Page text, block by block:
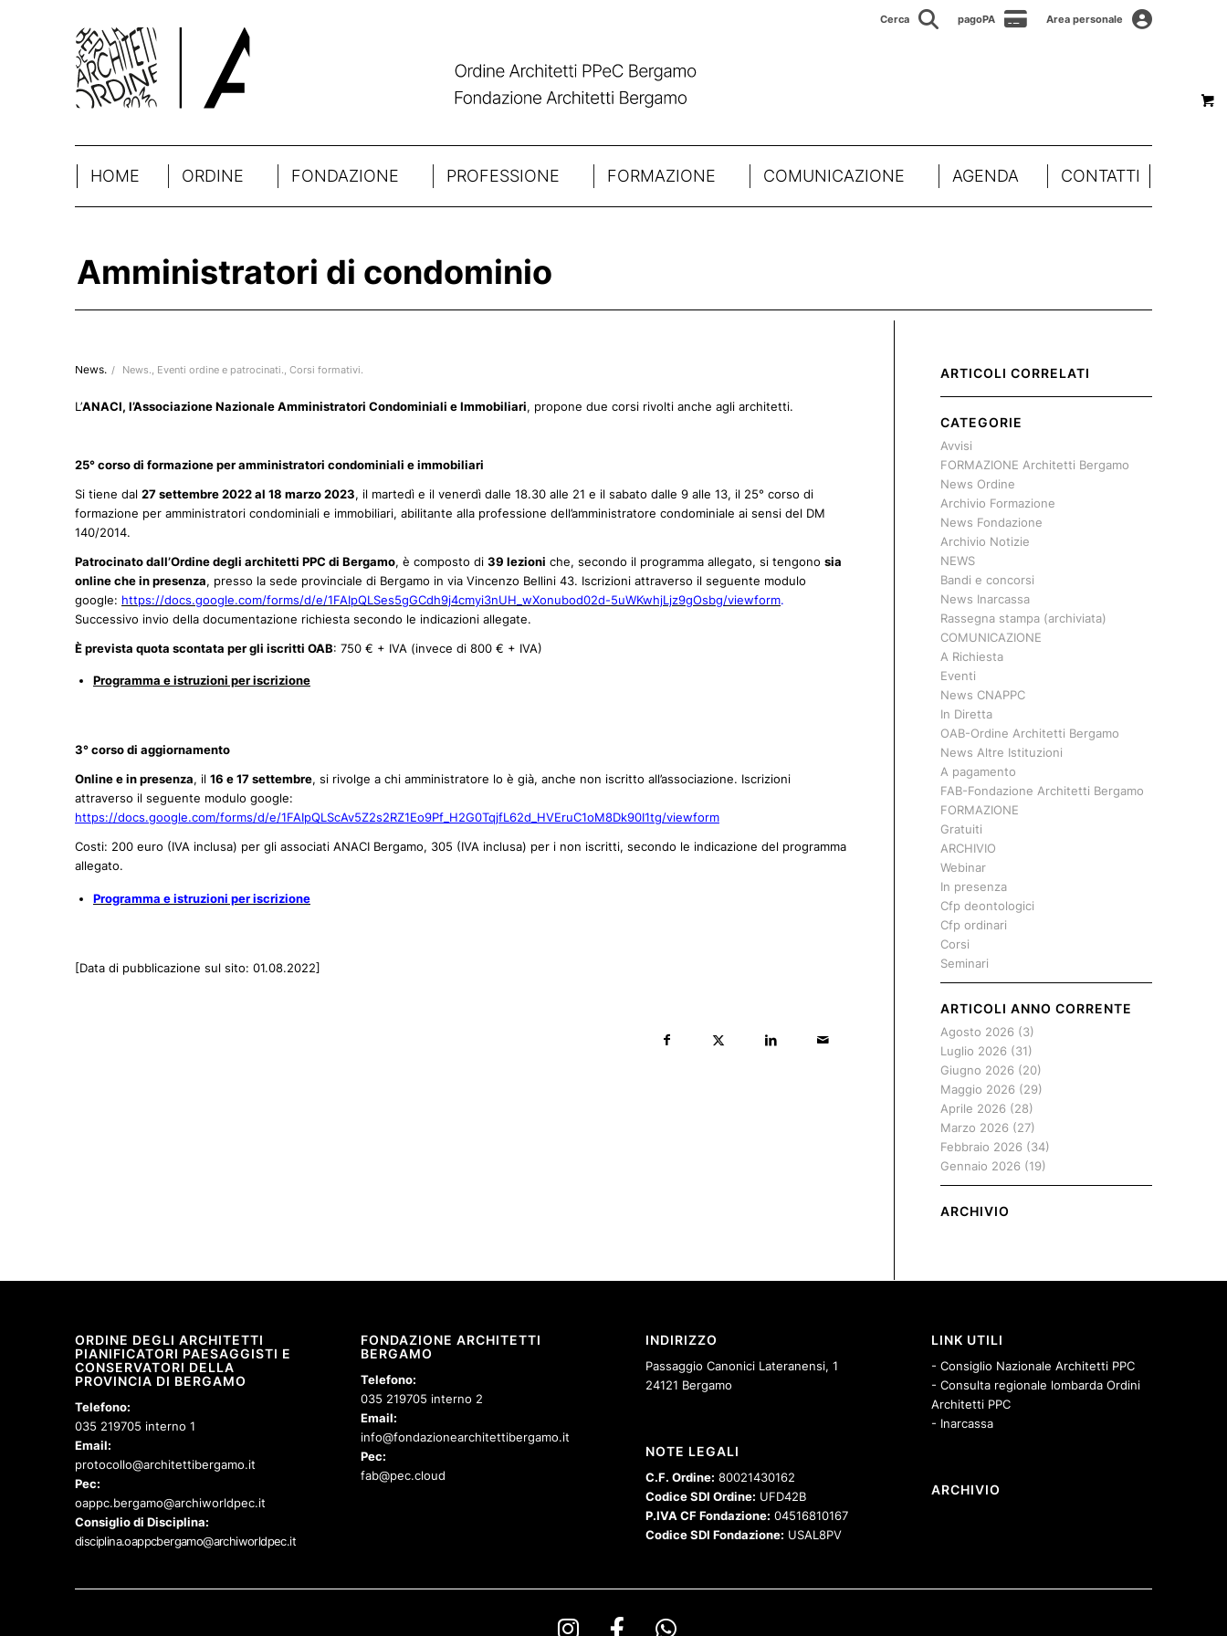
Cerca pagoPA Area personale
HOME ORDINE FONDAZIONE PROFESSIONE FORMAZIONE COMUNICAZIONE AGENDA CONTATTI
Amministratori di condominio
News. / News., Eventi ordine e patrocinati., Corsi formativi.
L’ANACI, l’Associazione Nazionale Amministratori Condominiali e Immobiliari, propone due corsi rivolti anche agli architetti.
25° corso di formazione per amministratori condominiali e immobiliari
Si tiene dal 27 settembre 2022 al 18 marzo 2023, il martedì e il venerdì dalle 18.30 alle 21 e il sabato dalle 9 alle 13, il 25° corso di
formazione per amministratori condominiali e immobiliari, abilitante alla professione dell’amministratore condominiale ai sensi del DM
140/2014.
Patrocinato dall’Ordine degli architetti PPC di Bergamo, è composto di 39 lezioni che, secondo il programma allegato, si tengono sia
online che in presenza, presso la sede provinciale di Bergamo in via Vincenzo Bellini 43. Iscrizioni attraverso il seguente modulo
google: https://docs.google.com/forms/d/e/1FAIpQLSes5gGCdh9j4cmyi3nUH_wXonubod02d-5uWKwhjLjz9gOsbg/viewform.
Successivo invio della documentazione richiesta secondo le indicazioni allegate.
È prevista quota scontata per gli iscritti OAB: 750 € + IVA (invece di 800 € + IVA)
Programma e istruzioni per iscrizione
3° corso di aggiornamento
Online e in presenza, il 16 e 17 settembre, si rivolge a chi amministratore lo è già, anche non iscritto all’associazione. Iscrizioni
attraverso il seguente modulo google:
https://docs.google.com/forms/d/e/1FAIpQLScAv5Z2s2RZ1Eo9Pf_H2G0TqjfL62d_HVEruC1oM8Dk90I1tg/viewform
Costi: 200 euro (IVA inclusa) per gli associati ANACI Bergamo, 305 (IVA inclusa) per i non iscritti, secondo le indicazione del programma
allegato.
Programma e istruzioni per iscrizione
[Data di pubblicazione sul sito: 01.08.2022]
ARTICOLI CORRELATI
CATEGORIE
Avvisi
FORMAZIONE Architetti Bergamo
News Ordine
Archivio Formazione
News Fondazione
Archivio Notizie
NEWS
Bandi e concorsi
News Inarcassa
Rassegna stampa (archiviata)
COMUNICAZIONE
A Richiesta
Eventi
News CNAPPC
In Diretta
OAB-Ordine Architetti Bergamo
News Altre Istituzioni
A pagamento
FAB-Fondazione Architetti Bergamo
FORMAZIONE
Gratuiti
ARCHIVIO
Webinar
In presenza
Cfp deontologici
Cfp ordinari
Corsi
Seminari
ARTICOLI ANNO CORRENTE
Agosto 2026(3)
Luglio 2026(31)
Giugno 2026(20)
Maggio 2026(29)
Aprile 2026(28)
Marzo 2026(27)
Febbraio 2026(34)
Gennaio 2026(19)
ARCHIVIO
ORDINE DEGLI ARCHITETTI
PIANIFICATORI PAESAGGISTI E
CONSERVATORI DELLA
PROVINCIA DI BERGAMO
Telefono:
035 219705 interno 1
Email:
protocollo@architettibergamo.it
Pec:
oappc.bergamo@archiworldpec.it
Consiglio di Disciplina:
disciplina.oappcbergamo@archiworldpec.it
FONDAZIONE ARCHITETTI
BERGAMO
Telefono:
035 219705 interno 2
Email:
info@fondazionearchitettibergamo.it
Pec:
fab@pec.cloud
INDIRIZZO
Passaggio Canonici Lateranensi, 1
24121 Bergamo
NOTE LEGALI
C.F. Ordine: 80021430162
Codice SDI Ordine: UFD42B
P.IVA CF Fondazione: 04516810167
Codice SDI Fondazione: USAL8PV
LINK UTILI
- Consiglio Nazionale Architetti PPC
- Consulta regionale lombarda Ordini
Architetti PPC
- Inarcassa
ARCHIVIO